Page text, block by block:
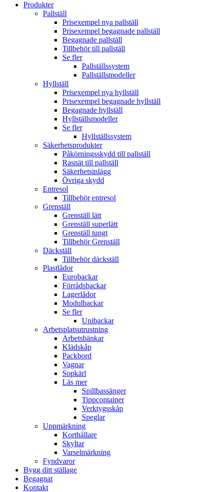
Produkter
Pallställ
Prisexempel nya pallställ
Prisexempel begagnade pallställ
Begagnade pallställ
Tillbehör till pallställ
Se fler
Pallställssystem
Pallställsmodeller
Hyllställ
Prisexempel nya hyllställ
Prisexempel begagnade hyllställ
Begagnade hyllställ
Hyllställsmodeller
Se fler
Hyllställssystem
Säkerhetsprodukter
Påkörningsskydd till pallställ
Rasnät till pallställ
Säkerhetsinlägg
Övriga skydd
Entresol
Tillbehör entresol
Grenställ
Grenställ lätt
Grenställ superlätt
Grenställ tungt
Tillbehör Grenställ
Däckställ
Tillbehör däckställ
Plastlådor
Eurobackar
Förrådsbackar
Lagerlådor
Modulbackar
Se fler
Unibackar
Arbetsplatsutrustning
Arbetsbänkar
Klädskåp
Packbord
Vagnar
Sopkärl
Läs mer
Spillbassänger
Tippcontainer
Verktygsskåp
Speglar
Uppmärkning
Korthållare
Skyltar
Varselmärkning
Fyndvaror
Bygg ditt ställage
Begagnat
Kontakt